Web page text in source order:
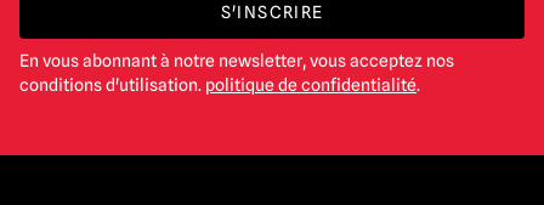
S'INSCRIRE
En vous abonnant à notre newsletter, vous acceptez nos
conditions d'utilisation. politique de confidentialité.